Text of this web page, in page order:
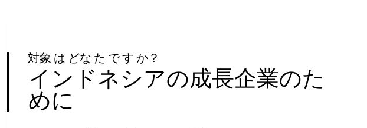
対象 は どな た で す か？
インドネシアの成長企業のた
めに